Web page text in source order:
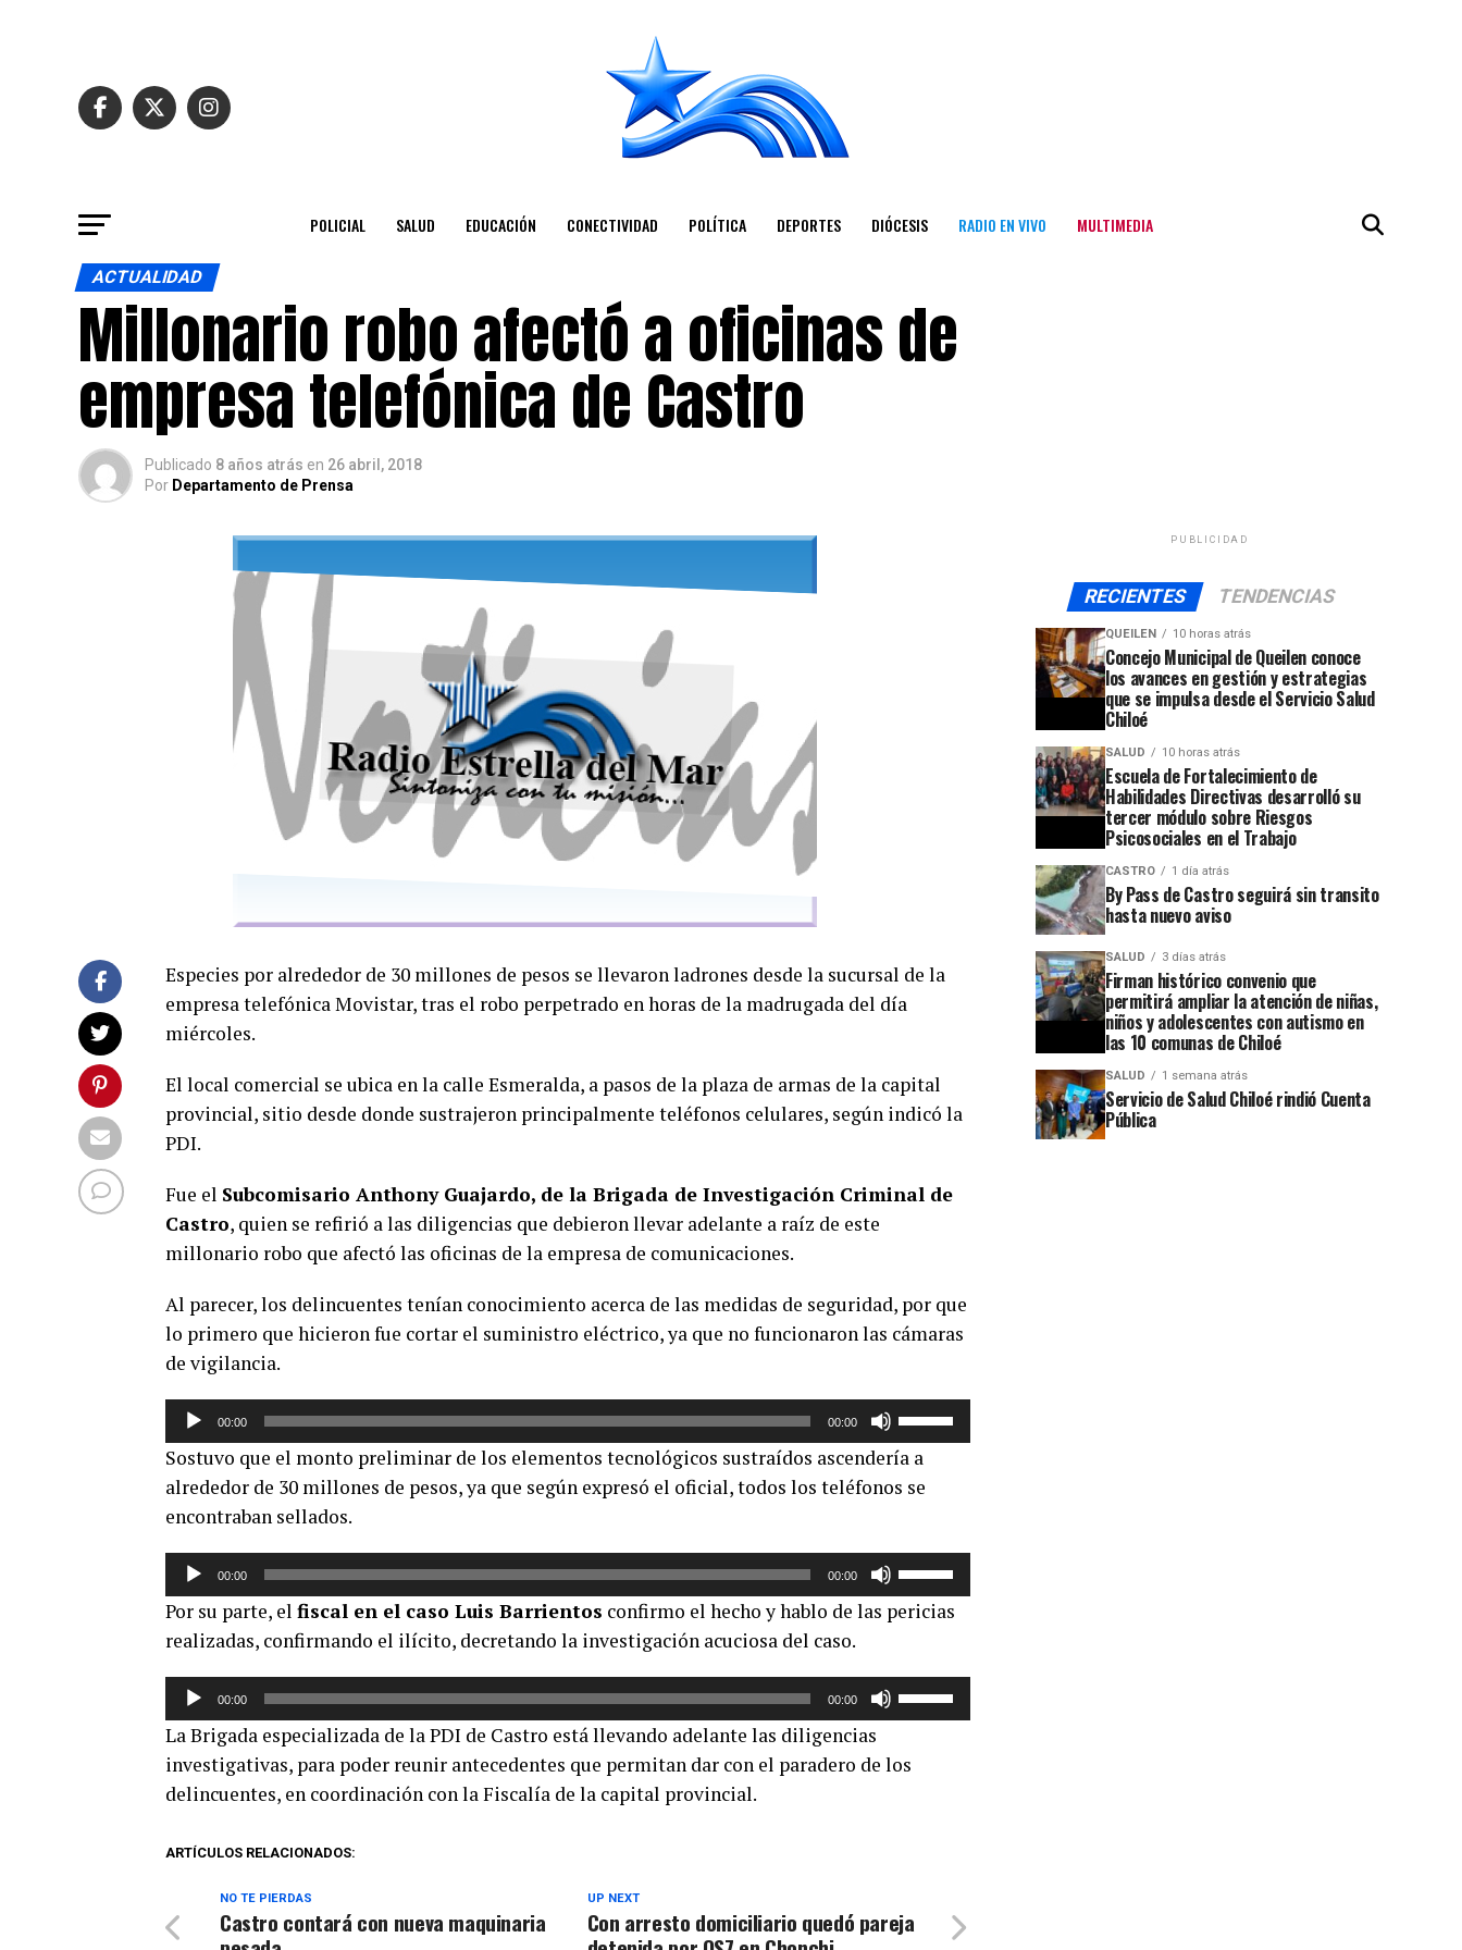
POLICIAL SALUD EDUCACIÓN CONECTIVIDAD POLÍTICA DEPORTES DIÓCESIS RADIO EN VIVO MULTIMEDIA
ACTUALIDAD
Millonario robo afectó a oficinas de
empresa telefónica de Castro
Publicado 8 años atrás en 26 abril, 2018
Por Departamento de Prensa
Especies por alrededor de 30 millones de pesos se llevaron ladrones desde la sucursal de la
empresa telefónica Movistar, tras el robo perpetrado en horas de la madrugada del día
miércoles.
El local comercial se ubica en la calle Esmeralda, a pasos de la plaza de armas de la capital
provincial, sitio desde donde sustrajeron principalmente teléfonos celulares, según indicó la
PDI.
Fue el Subcomisario Anthony Guajardo, de la Brigada de Investigación Criminal de
Castro, quien se refirió a las diligencias que debieron llevar adelante a raíz de este
millonario robo que afectó las oficinas de la empresa de comunicaciones.
Al parecer, los delincuentes tenían conocimiento acerca de las medidas de seguridad, por que
lo primero que hicieron fue cortar el suministro eléctrico, ya que no funcionaron las cámaras
de vigilancia.
Reproductor
audio
00:00 00:00
teclas
de
para
aumentar
o
volumen.
Sostuvo que el monto preliminar de los elementos tecnológicos sustraídos ascendería a
alrededor de 30 millones de pesos, ya que según expresó el oficial, todos los teléfonos se
encontraban sellados.
Reproductor
audio
00:00 00:00
teclas
arriba/abajo
para
o
Por su parte, el fiscal en el caso Luis Barrientos confirmo el hecho y hablo de las pericias
realizadas, confirmando el ilícito, decretando la investigación acuciosa del caso.
Reproductor
audio
00:00 00:00
de
disminuir
La Brigada especializada de la PDI de Castro está llevando adelante las diligencias
investigativas, para poder reunir antecedentes que permitan dar con el paradero de los
delincuentes, en coordinación con la Fiscalía de la capital provincial.
ARTÍCULOS RELACIONADOS:
UP NEXT
Con arresto domiciliario quedó pareja
NO TE PIERDAS
Castro contará con nueva maquinaria
PUBLICIDAD
RECIENTES TENDENCIAS
QUEILEN 10 horas atrás
Concejo Municipal de Queilen conoce
los avances en gestión y estrategias
que se impulsa desde el Servicio Salud
Chiloé
SALUD 10 horas atrás
Escuela de Fortalecimiento de
Habilidades Directivas desarrolló su
tercer módulo sobre Riesgos
Psicosociales en el Trabajo
CASTRO 1 día atrás
By Pass de Castro seguirá sin transito
hasta nuevo aviso
SALUD 3 días atrás
Firman histórico convenio que
permitirá ampliar la atención de niñas,
niños y adolescentes con autismo en
las 10 comunas de Chiloé
SALUD 1 semana atrás
Servicio de Salud Chiloé rindió Cuenta
Pública